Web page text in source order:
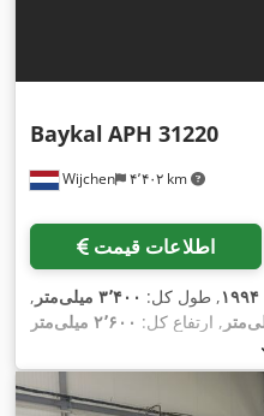
Wijchen ۴٬۴۰۲ km
Baykal APH 31220
اطلاعات قیمت
۱۹۹۴, طول کل: ۳٬۴۰۰ میلی‌متر
,
, ارتفاع کل: ۲٬۶۰۰ میلی‌متر